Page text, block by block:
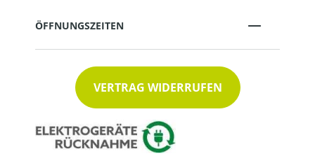
ÖFFNUNGSZEITEN
VERTRAG WIDERRUFEN